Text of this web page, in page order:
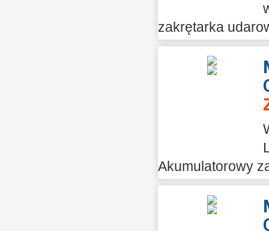
zakrętarka
Akumulatorowy